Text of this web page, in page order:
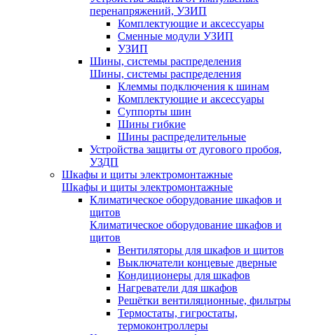
перенапряжений, УЗИП
Комплектующие и аксессуары
Сменные модули УЗИП
УЗИП
Шины, системы распределения
Шины, системы распределения
Клеммы подключения к шинам
Комплектующие и аксессуары
Суппорты шин
Шины гибкие
Шины распределительные
Устройства защиты от дугового пробоя,
УЗДП
Шкафы и щиты электромонтажные
Шкафы и щиты электромонтажные
Климатическое оборудование шкафов и
щитов
Климатическое оборудование шкафов и
щитов
Вентиляторы для шкафов и щитов
Выключатели концевые дверные
Кондиционеры для шкафов
Нагреватели для шкафов
Решётки вентиляционные, фильтры
Термостаты, гигростаты,
термоконтроллеры